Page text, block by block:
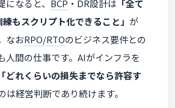
なると、 BCP ・DR設計は 「全て
もスクリプト化できること」 が
なおRPO/RTOのビジネス要件との
人間の仕事です。AIがインフラを
「どれくらいの損失までなら許容す
は経営判断であり続けます。